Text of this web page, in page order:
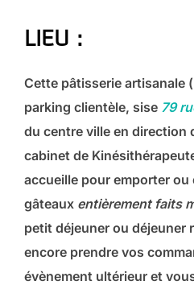
LIEU :
Cette pâtisserie artisanale (
parking clientèle, sise 79
du centre ville en direction
cabinet de
accueille pour emporter
gâteaux entièrement faits
petit déjeuner ou déjeuner
encore prendre vos
évènement ultérieur et